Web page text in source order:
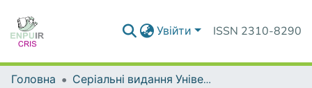
Увійти ISSN 2310-8290
Головна
Серіальні видання Університету